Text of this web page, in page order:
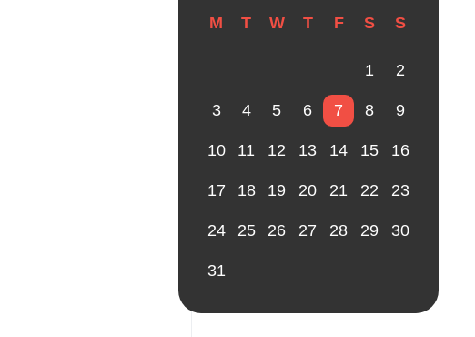
M T W T F S S
1 2
3 4 5 6 7 8 9
10 11 12 13 14 15 16
17 18 19 20 21 22 23
24 25 26 27 28 29 30
31